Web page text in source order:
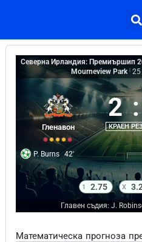
Mourneview Park
25
Гленавон
2 :
КРАЕН
P. Burns 42'
1 2.75 X
Главен съдия: J.
Математическа прогноза